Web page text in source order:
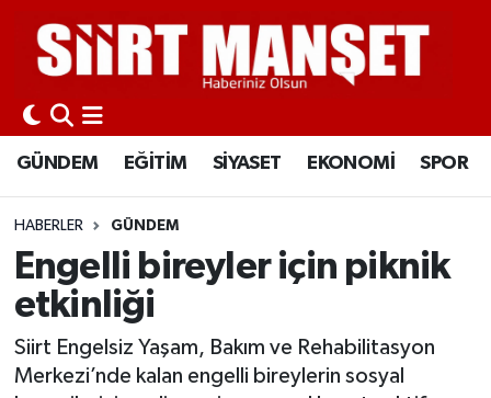
GÜNDEM EĞİTİM SİYASET EKONOMİ SPOR
HABERLER GÜNDEM
Engelli bireyler için piknik
etkinliği
Siirt Engelsiz Yaşam, Bakım ve Rehabilitasyon
Merkezi’nde kalan engelli bireylerin sosyal
GÜNDEM
EĞİTİM
SİYASET
EKONOMİ
SPOR
İLÇELER
Siirt Nöbetçi Eczaneler
Siirt Hava Durumu
Siirt Namaz Vakitleri
Siirt Trafik Yoğunluk Haritası
Süper Lig Puan Durumu ve Fikstür
Tüm Manşetler